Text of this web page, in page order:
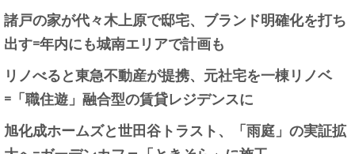
諸戸の家が代々木上原で邸宅、ブランド明確化を打ち
出す=年内にも城南エリアで計画も
リノべると東急不動産が提携、元社宅を一棟リノベ
=「職住遊」融合型の賃貸レジデンスに
旭化成ホームズと世田谷トラスト、「雨庭」の実証拡